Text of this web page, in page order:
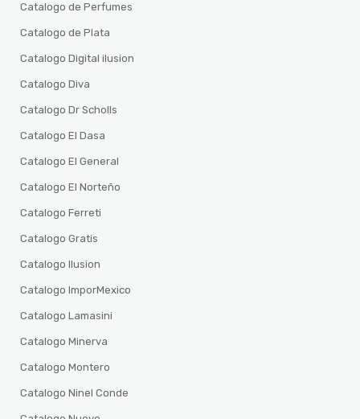
Catalogo de Perfumes
Catalogo de Plata
Catalogo Digital ilusion
Catalogo Diva
Catalogo Dr Scholls
Catalogo El Dasa
Catalogo El General
Catalogo El Norteño
Catalogo Ferreti
Catalogo Gratis
Catalogo Ilusion
Catalogo ImporMexico
Catalogo Lamasini
Catalogo Minerva
Catalogo Montero
Catalogo Ninel Conde